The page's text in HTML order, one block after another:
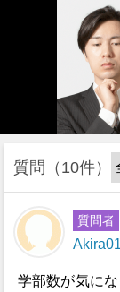
質問 10件
質問者
学部数が気に